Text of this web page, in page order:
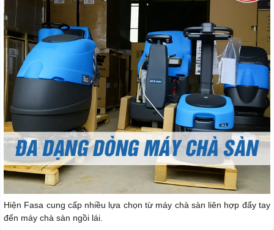
Hiện Fasa cung cấp nhiều lựa chọn từ máy chà sàn liên hợp đẩy tay
đến máy chà sàn ngồi lái.